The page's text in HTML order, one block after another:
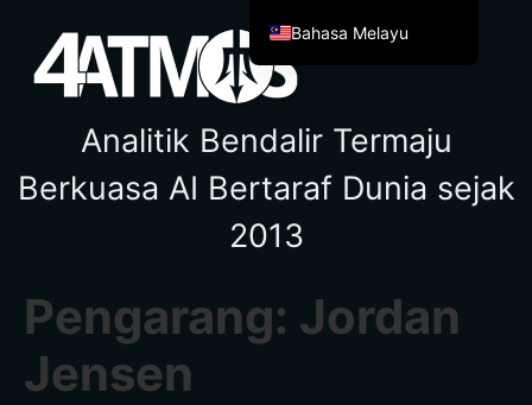
Analitik Bendalir Termaju
Berkuasa AI Bertaraf Dunia sejak
2013
Pengarang: Jordan
Jensen
Bahasa Melayu
English
Français
Italiano
Deutsch
Afrikaans